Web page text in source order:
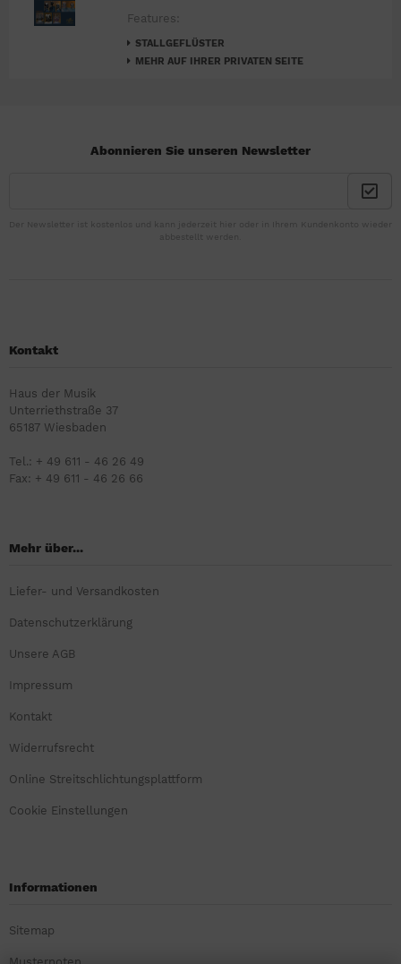
Features:
STALLGEFLÜSTER
MEHR AUF IHRER PRIVATEN SEITE
Abonnieren Sie unseren Newsletter
Der Newsletter ist kostenlos und kann jederzeit hier oder in Ihrem Kundenkonto wieder
abbestellt werden.
Kontakt
Haus der Musik
Unterriethstraße 37
65187 Wiesbaden
Tel.: + 49 611 - 46 26 49
Fax: + 49 611 - 46 26 66
Mehr über...
Liefer- und Versandkosten
Datenschutzerklärung
Unsere AGB
Impressum
Kontakt
Widerrufsrecht
Online Streitschlichtungsplattform
Cookie Einstellungen
Informationen
Sitemap